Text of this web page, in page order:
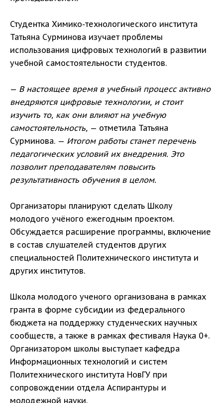
Студентка Химико-технологического института
Татьяна Сурминова изучает проблемы
использования цифровых технологий в развитии
учебной самостоятельности студентов.
— В настоящее время в учебный процесс активно
внедряются цифровые технологии, и стоит
изучить то, как они влияют на учебную
самостоятельность, — отметила Татьяна
Сурминова. — Итогом работы станет перечень
педагогических условий их внедрения. Это
позволит преподавателям повысить
результативность обучения в целом.
Организаторы планируют сделать Школу
молодого учёного ежегодным проектом.
Обсуждается расширение программы, включение
в состав слушателей студентов других
специальностей Политехнического института и
других институтов.
Школа молодого ученого организована в рамках
гранта в форме субсидии из федерального
бюджета на поддержку студенческих научных
сообществ, а также в рамках фестиваля Наука 0+.
Организатором школы выступает кафедра
Информационных технологий и систем
Политехнического института НовГУ при
сопровождении отдела Аспирантуры и
молодежной науки.